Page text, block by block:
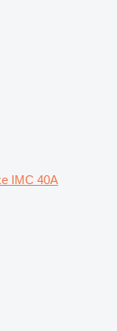
IMC 40A